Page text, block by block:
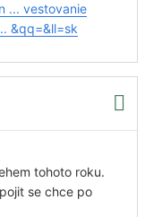
... vestovanie
&qq=&ll=sk
tohoto roku.
se chce po